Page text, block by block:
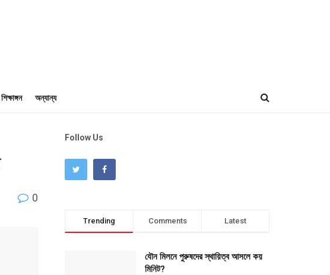
শিক্ষাঙ্গন অন্যান্য
0
Follow Us
Trending Comments Latest
যৌন মিলনে পুরুষদের স্থায়িত্ব আসলে কয়
মিনিট?